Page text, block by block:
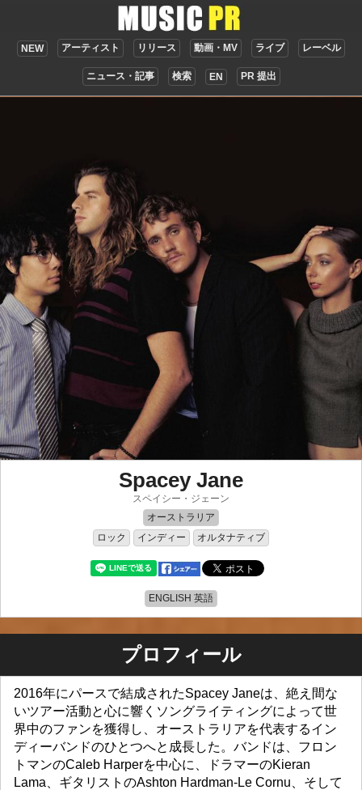
NEW アーティスト リリース 動画・MV ライブ レーベル
ニュース・記事 検索 EN PR 提出
Spacey Jane
スペイシー・ジェーン
オーストラリア
ロック
インディー オルタナティブ
ENGLISH 英語
プロフィール
2016年にパースで結成されたSpacey Janeは、絶え間な
いツアー活動と心に響くソングライティングによって世
界中のファンを獲得し、オーストラリアを代表するイン
ディーバンドのひとつへと成長した。バンドは、フロン
トマンのCaleb Harperを中心に、ドラマーのKieran
Lama、ギタリストのAshton Hardman-Le Cornu、そして